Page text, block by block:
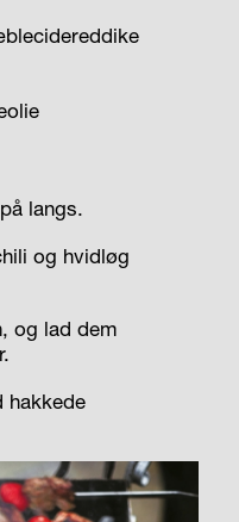
langs.
og hvidløg
og lad dem
hakkede